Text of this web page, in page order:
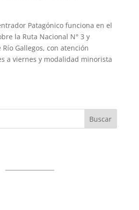
Patagónico funciona en el
la Ruta Nacional N° 3 y
Gallegos, con atención
a viernes y modalidad minorista